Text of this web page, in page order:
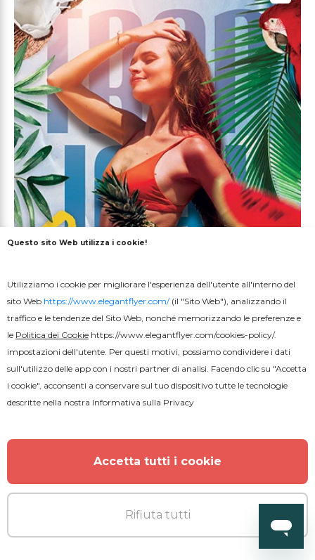
Premium
Volantino per festa tropicale
ALTRO DALL'AUTORE
Questo sito Web utilizza i cookie!
Utilizziamo i cookie per migliorare l'esperienza dell'utente all'interno del
sito Web https://www.elegantflyer.com/(il "Sito Web"), analizzando il
traffico e le tendenze del Sito Web, nonché memorizzando le preferenze e
le Politica dei Cookie https://www.elegantflyer.com/cookies-policy/.
impostazioni dell'utente. Per questi motivi, possiamo condividere i dati
sull'utilizzo delle app con i nostri partner di analisi. Facendo clic su "Accetta
i cookie", acconsenti a conservare sul tuo dispositivo tutte le tecnologie
descritte nella nostra Informativa sulla Privacy
Accetta tutti i cookie
Rifiuta tutti